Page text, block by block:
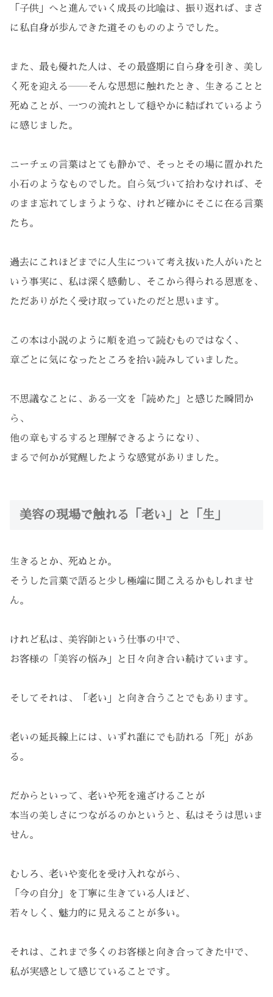
「子供」へと進んでいく成長の比喩は、振り返れば、まさ
に私自身が歩んできた道そのもののようでした。
また、最も優れた人は、その最盛期に自ら身を引き、美し
く死を迎える――そんな思想に触れたとき、生きることと
死ぬことが、一つの流れとして穏やかに結ばれているよう
に感じました。
ニーチェの言葉はとても静かで、そっとその場に置かれた
小石のようなものでした。自ら気づいて拾わなければ、そ
のまま忘れてしまうような、けれど確かにそこに在る言葉
たち。
過去にこれほどまでに人生について考え抜いた人がいたと
いう事実に、私は深く感動し、そこから得られる恩恵を、
ただありがたく受け取っていたのだと思います。
この本は小説のように順を追って読むものではなく、
章ごとに気になったところを拾い読みしていました。
不思議なことに、ある一文を「読めた」と感じた瞬間か
ら、
他の章もするすると理解できるようになり、
まるで何かが覚醒したような感覚がありました。
美容の現場で触れる「老い」と「生」
生きるとか、死ぬとか。
そうした言葉で語ると少し極端に聞こえるかもしれませ
ん。
けれど私は、美容師という仕事の中で、
お客様の「美容の悩み」と日々向き合い続けています。
そしてそれは、「老い」と向き合うことでもあります。
老いの延長線上には、いずれ誰にでも訪れる「死」があ
る。
だからといって、老いや死を遠ざけることが
本当の美しさにつながるのかというと、私はそうは思いま
せん。
むしろ、老いや変化を受け入れながら、
「今の自分」を丁寧に生きている人ほど、
若々しく、魅力的に見えることが多い。
それは、これまで多くのお客様と向き合ってきた中で、
私が実感として感じていることです。